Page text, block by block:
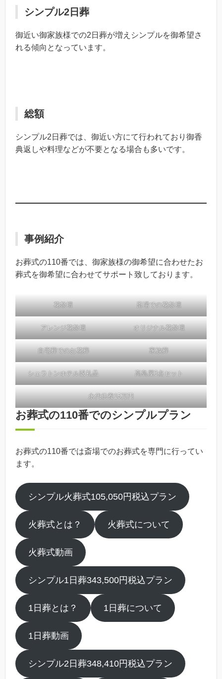
シンプル2日葬
御近い御家族様での2日葬が増えシンプルを御希望さ
れる傾向となっています。
総額
シンプル2日葬では、御近い方にて行われており御香
典返しや料理などが不要となる場合も多いです。
事例紹介
お葬式の110番では、御家族様の御希望に合わせたお
葬式を御希望に合わせてサポート致しております。
花祭壇 斎場での花祭壇
アレンジ花祭壇 オリジナル花祭壇
自宅葬でのお花葬 家族葬
シェラトンホテル返礼品 高島屋3点セット
永代供養15万円
お葬式の110番でのシンプルプラン
お葬式の110番では斎場でのお葬式を専門に行ってい
ます。
シンプル火葬式105,050円税込プラン
火葬式とは？ 火葬式について
火葬式動画
シンプル1日葬343,500円税込プラン
1日葬とは？ 1日葬について
1日葬動画
シンプル2日葬348,410円税込プラン